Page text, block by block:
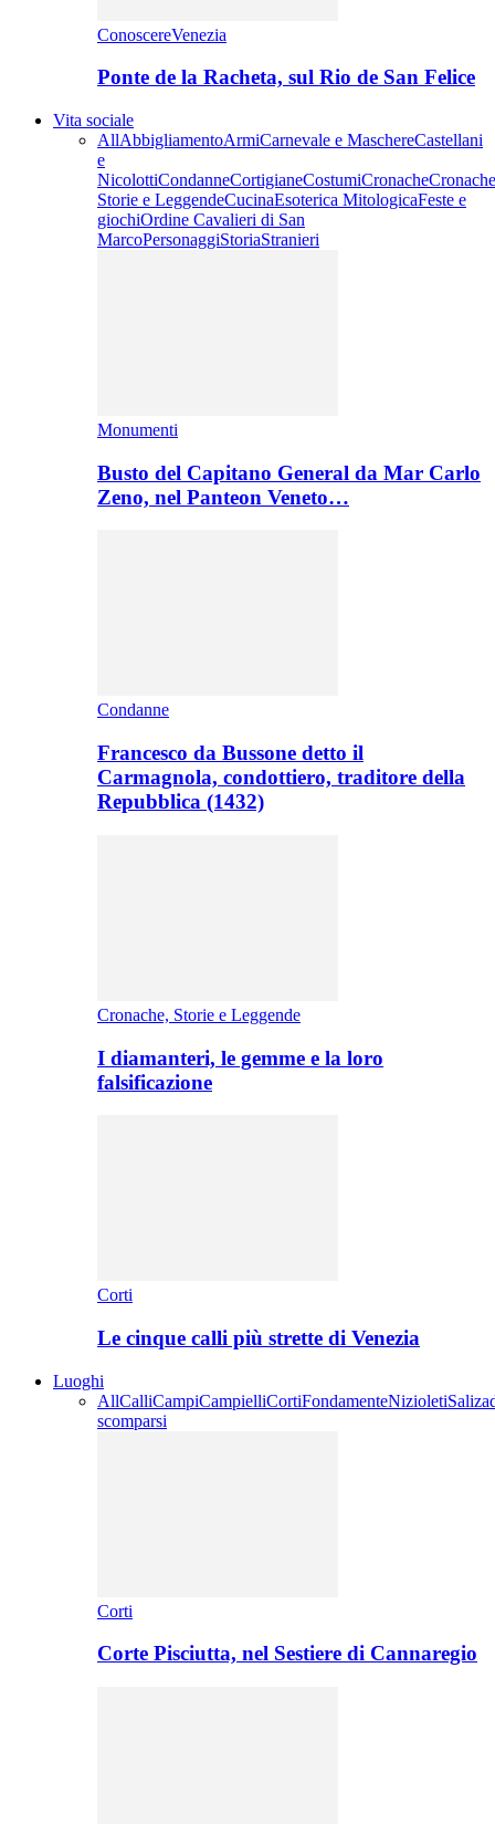
ConoscereVenezia
Ponte de la Racheta, sul Rio de San Felice
Vita sociale
AllAbbigliamentoArmiCarnevale e MaschereCastellani
e
NicolottiCondanneCortigianeCostumiCronache
Storie e LeggendeCucinaEsoterica MitologicaFeste e
giochiOrdine Cavalieri di San
MarcoPersonaggiStoriaStranieri
Monumenti
Busto del Capitano General da Mar Carlo
Zeno, nel Panteon Veneto…
Condanne
Francesco da Bussone detto il
Carmagnola, condottiero, traditore della
Repubblica (1432)
Cronache, Storie e Leggende
I diamanteri, le gemme e la loro
falsificazione
Corti
Le cinque calli più strette di Venezia
Luoghi
AllCalliCampiCampielliCortiFondamenteNizioleti
scomparsi
Corti
Corte Pisciutta, nel Sestiere di Cannaregio